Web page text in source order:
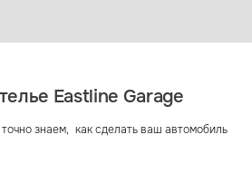
Eastline Garage
знаем, как сделать ваш автомобиль